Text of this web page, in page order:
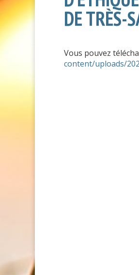
DE TRÈS-
Vous pouvez
content/uploads/